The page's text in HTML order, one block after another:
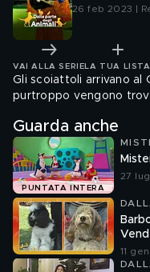
26 feb 2023 |
VAI ALLA SERIE LA TUA LISTA
Gli scoiattoli arrivano al
purtroppo vengono
Guarda anche
PUNTATA INTERA
27
11